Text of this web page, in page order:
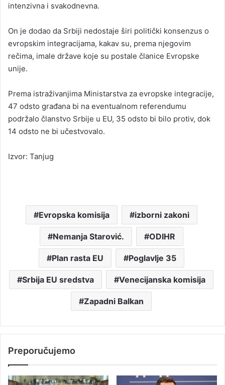
intenzivna i svakodnevna.
On je dodao da Srbiji nedostaje širi politički konsenzus o
evropskim integracijama, kakav su, prema njegovim
rečima, imale države koje su postale članice Evropske
unije.
Prema istraživanjima Ministarstva za evropske integracije,
47 odsto građana bi na eventualnom referendumu
podržalo članstvo Srbije u EU, 35 odsto bi bilo protiv, dok
14 odsto ne bi učestvovalo.
Izvor: Tanjug
Evropska komisija izborni zakoni
Nemanja Starović. ODIHR
Plan rasta EU Poglavlje 35
Srbija EU sredstva Venecijanska komisija
Zapadni Balkan
Preporučujemo